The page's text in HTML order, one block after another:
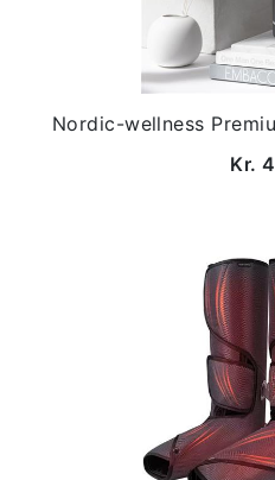
Nordic-wellness
Kr.